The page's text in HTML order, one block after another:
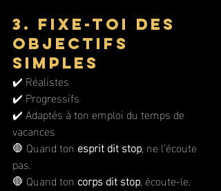
3. Fixe-toi des
objectifs
simples
✔️ Réalistes
✔️ Progressifs
✔️ Adaptés à ton emploi du temps de
vacances
🛑 Quand ton esprit dit stop, ne l’écoute
pas.
🛑 Quand ton corps dit stop, écoute-le.